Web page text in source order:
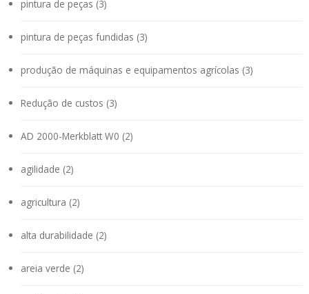
pintura de peças (3)
pintura de peças fundidas (3)
produção de máquinas e equipamentos agrícolas (3)
Redução de custos (3)
AD 2000-Merkblatt W0 (2)
agilidade (2)
agricultura (2)
alta durabilidade (2)
areia verde (2)